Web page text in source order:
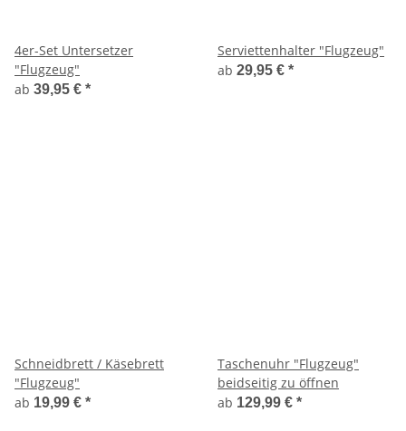
4er-Set Untersetzer
"Flugzeug"
ab 39,95 € *
Serviettenhalter "Flugzeug"
ab 29,95 € *
Schneidbrett / Käsebrett
"Flugzeug"
ab 19,99 € *
Taschenuhr "Flugzeug"
beidseitig zu öffnen
ab 129,99 € *